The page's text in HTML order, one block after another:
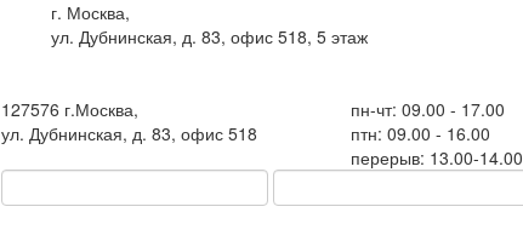
г. Москва,
ул. Дубнинская, д. 83, офис 518, 5 этаж
127576 г.Москва,
ул. Дубнинская, д. 83, офис 518
пн-чт: 09.00 - 17.00
птн: 09.00 - 16.00
перерыв: 13.00-14.00